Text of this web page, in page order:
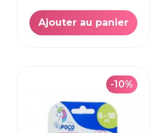
Ajouter au panier
-10%